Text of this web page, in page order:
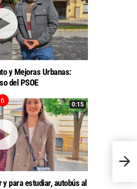
y Mejoras Urbanas:
del PSOE
0:15
para estudiar, autobús al